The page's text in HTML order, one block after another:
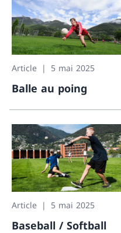
Article 5 mai 2025
Balle au poing
Balle au poing
Article 5 mai 2025
Baseball / Softball